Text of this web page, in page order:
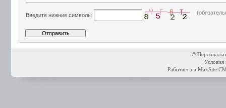
Введите нижние символы
©
Условия
Работает на MaxSite